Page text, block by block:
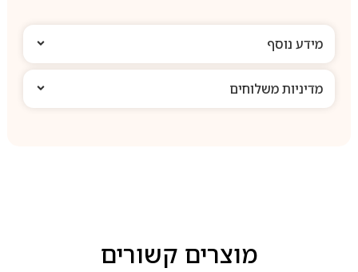
מידע נוסף
מדיניות משלוחים
מוצרים קשורים